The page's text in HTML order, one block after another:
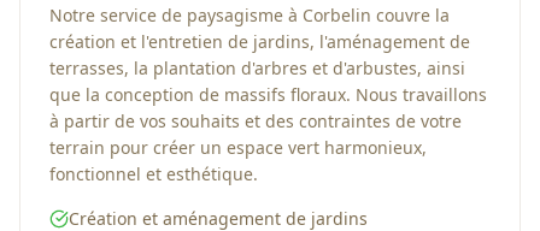
Notre service de paysagisme à Corbelin couvre la
création et l'entretien de jardins, l'aménagement de
terrasses, la plantation d'arbres et d'arbustes, ainsi
que la conception de massifs floraux. Nous travaillons
à partir de vos souhaits et des contraintes de votre
terrain pour créer un espace vert harmonieux,
fonctionnel et esthétique.
Création et aménagement de jardins